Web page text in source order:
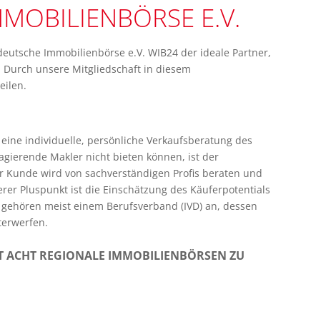
E.V.
Immobilienbörse e.V. WIB24 der ideale Partner,
unsere Mitgliedschaft in diesem
individuelle, persönliche Verkaufsberatung des
Makler nicht bieten können, ist der
wird von sachverständigen Profis beraten und
Pluspunkt ist die Einschätzung des Käuferpotentials
meist einem Berufsverband (IVD) an, dessen
ACHT REGIONALE IMMOBILIENBÖRSEN ZU